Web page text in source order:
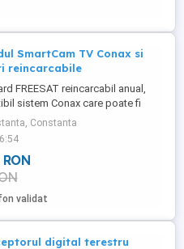
SmartCam TV Conax si
reincarcabile
FREESAT reincarcabil anual,
sistem Conax care poate fi
un modul SMARDTV Ci Ci+
Smartcam-ul TV Conax este un
instalarii intr-un televizor
ce dispun de o interfata CI
Interface), pentru
programelor codate ...
Constanta
validat
digital terestru